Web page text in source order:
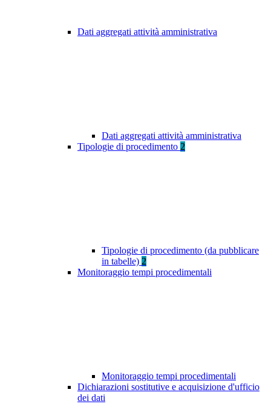
Dati aggregati attività amministrativa
Dati aggregati attività amministrativa
Tipologie di procedimento 2
Tipologie di procedimento (da pubblicare
in tabelle) 2
Monitoraggio tempi procedimentali
Monitoraggio tempi procedimentali
Dichiarazioni sostitutive e acquisizione d'ufficio
dei dati